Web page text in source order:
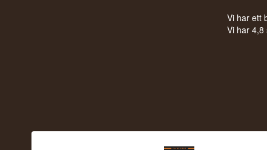
Vi har ett
Vi har